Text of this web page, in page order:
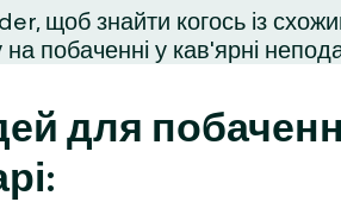
а
T
d
e
r
щоб знайти когось із
побаченні у кав'ярні
для